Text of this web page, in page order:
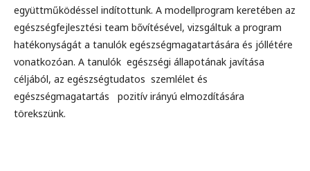
együttműködéssel indítottunk. A modellprogram keretében az
egészségfejlesztési team bővítésével, vizsgáltuk a program
hatékonyságát a tanulók egészségmagatartására és jóllétére
vonatkozóan. A tanulók egészségi állapotának javítása
céljából, az egészségtudatos szemlélet és
egészségmagatartás pozitív irányú elmozdítására
törekszünk.